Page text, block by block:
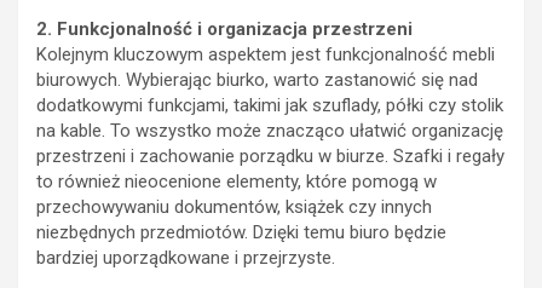
2. Funkcjonalność i organizacja przestrzeni
Kolejnym kluczowym aspektem jest funkcjonalność mebli
biurowych. Wybierając biurko, warto zastanowić się nad
dodatkowymi funkcjami, takimi jak szuflady, półki czy stolik
na kable. To wszystko może znacząco ułatwić organizację
przestrzeni i zachowanie porządku w biurze. Szafki i regały
to również nieocenione elementy, które pomogą w
przechowywaniu dokumentów, książek czy innych
niezbędnych przedmiotów. Dzięki temu biuro będzie
bardziej uporządkowane i przejrzyste.